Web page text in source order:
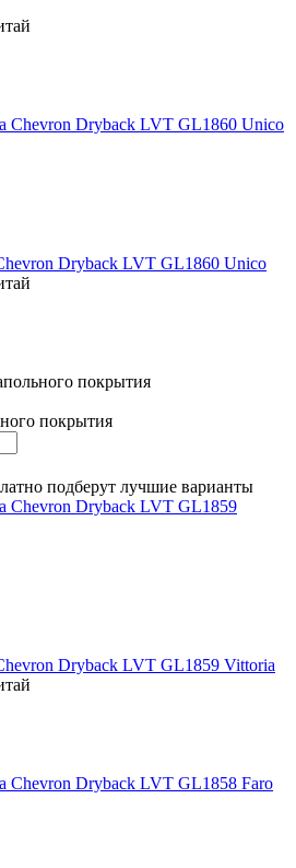
Dryback LVT GL1860 Unico
покрытия
подберут лучшие варианты
Dryback LVT GL1859 Vittoria